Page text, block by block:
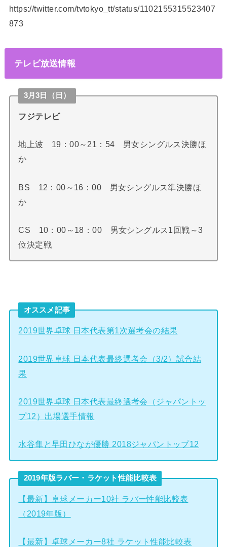
https://twitter.com/tvtokyo_tt/status/1102155315523407
873
テレビ放送情報
3月3日（日）
フジテレビ
地上波 19：00～21：54 男女シングルス決勝ほ
か
BS 12：00～16：00 男女シングルス準決勝ほ
か
CS 10：00～18：00 男女シングルス1回戦～3
位決定戦
オススメ記事
2019世界卓球 日本代表第1次選考会の結果
2019世界卓球 日本代表最終選考会（3/2）試合結
果
2019世界卓球 日本代表最終選考会（ジャパントッ
プ12）出場選手情報
水谷隼と早田ひなが優勝 2018ジャパントップ12
2019年版ラバー・ラケット性能比較表
【最新】卓球メーカー10社 ラバー性能比較表
（2019年版）
【最新】卓球メーカー8社 ラケット性能比較表